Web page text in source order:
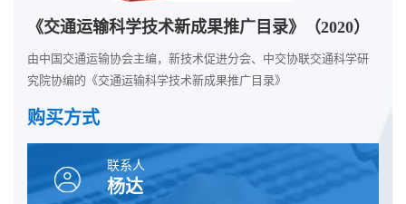
《交通运输科学技术新成果推广目录》（2020）
由中国交通运输协会主编，新技术促进分会、中交协联交通科学研
究院协编的《交通运输科学技术新成果推广目录》
购买方式
联系人
杨达